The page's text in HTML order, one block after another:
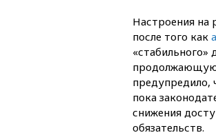
Настроения на
после того как
«стабильного»
пока
снижения
обязательств.